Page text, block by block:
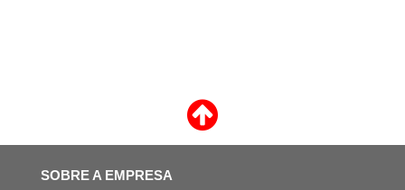
SOBRE A EMPRESA